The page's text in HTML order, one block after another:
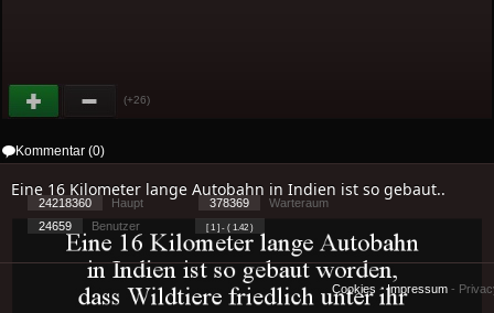
(+26)
Kommentar (0)
Eine 16 Kilometer lange Autobahn in Indien ist so gebaut..
24218360 Haupt 378369
Warteraum
24659
Benutzer [ 1 ] - ( 1.42 )
Cookies -Impressum -